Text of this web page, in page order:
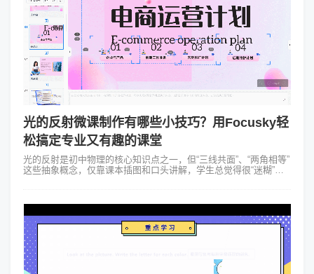
光的反射微课制作有哪些小技巧？用Focusky轻
松搞定专业又有趣的课堂
光的反射是初中物理的核心知识点之一，但“三线共面”、“两角相等”
这些抽象概念，仅靠课本插图和口头讲解，学生总觉得很“迷糊”。